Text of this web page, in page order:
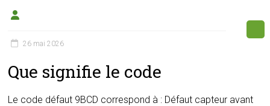
26 mai 2026
Que signifie le code
Le code défaut 9BCD correspond à : Défaut capteur avant